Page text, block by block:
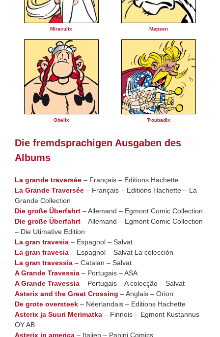
Miraculix Møpsen
Obelix Troubadix
Die fremdsprachigen Ausgaben des
Albums
La grande traversée – Français – Editions Hachette
La Grande Traversée – Français – Editions Hachette – La
Grande Collection
Die große Überfahrt – Allemand – Egmont Comic Collection
Die große Überfahrt – Allemand – Egmont Comic Collection
– Die Utimative Edition
La gran travesia – Espagnol – Salvat
La gran travesia – Espagnol – Salvat La colección
La gran travessia – Catalan – Salvat
A Grande Travessia – Portugais – ASA
A Grande Travessia – Portugais – A colecção – Salvat
Asterix and the Great Crossing – Anglais – Orion
De grote oversteek – Néerlandais – Editions Hachette
Asterix ja Suuri Merimatka – Finnois – Egmont Kustannus
OY AB
Asterix in america – Italien – Panini Comics